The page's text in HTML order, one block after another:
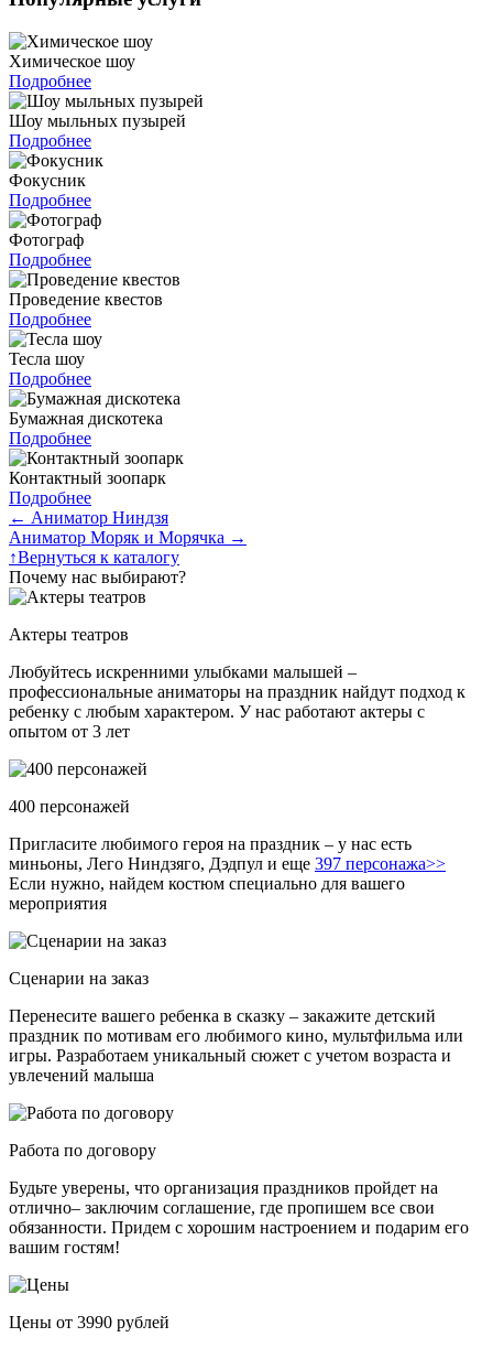
Химическое шоу
Подробнее
Шоу мыльных пузырей
Подробнее
Фокусник
Подробнее
Фотограф
Подробнее
Проведение квестов
Подробнее
Тесла шоу
Подробнее
Бумажная дискотека
Подробнее
Контактный зоопарк
Подробнее
← Аниматор Ниндзя
Аниматор Моряк и Морячка →
↑Вернуться к каталогу
Почему нас выбирают?
Актеры театров
Любуйтесь искренними улыбками малышей –
профессиональные аниматоры на праздник найдут подход к
ребенку с любым характером. У нас работают актеры с
опытом от 3 лет
400 персонажей
Пригласите любимого героя на праздник – у нас есть
миньоны, Лего Ниндзяго, Дэдпул и еще 397 персонажа>>
Если нужно, найдем костюм специально для вашего
мероприятия
Сценарии на заказ
Перенесите вашего ребенка в сказку – закажите детский
праздник по мотивам его любимого кино, мультфильма или
игры. Разработаем уникальный сюжет с учетом возраста и
увлечений малыша
Работа по договору
Будьте уверены, что организация праздников пройдет на
отлично– заключим соглашение, где пропишем все свои
обязанности. Придем с хорошим настроением и подарим его
вашим гостям!
Цены от 3990 рублей